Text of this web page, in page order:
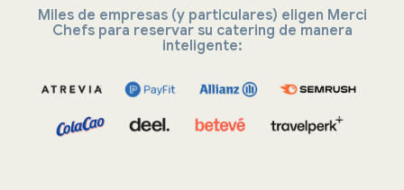
Miles de empresas (y particulares) eligen Merci
Chefs para reservar su catering de manera
inteligente: